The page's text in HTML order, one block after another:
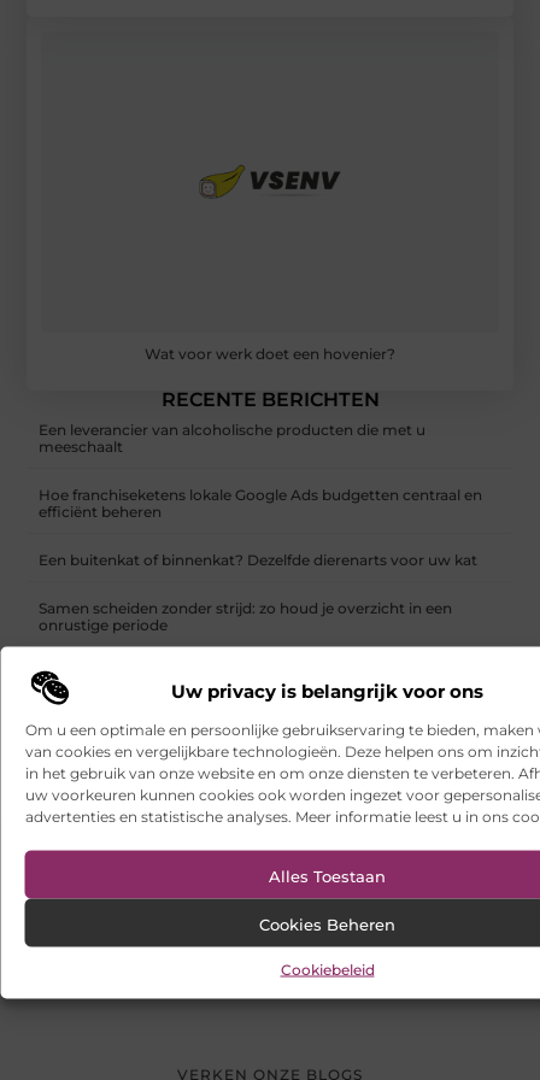
Uw privacy is belangrijk voor ons
Om u een optimale en persoonlijke gebruikservaring te bieden, maken
van cookies en vergelijkbare technologieën. Deze helpen ons om
in het gebruik van onze website en om onze diensten te verbeteren.
uw voorkeuren kunnen cookies ook worden ingezet voor
advertenties en statistische analyses. Meer informatie leest u in ons
Alles Toestaan
Cookies Beheren
Cookiebeleid
Wat voor werk doet een hovenier?
RECENTE BERICHTEN
Een leverancier van alcoholische producten die met u
meeschaalt
Hoe franchiseketens lokale Google Ads budgetten centraal en
efficiënt beheren
Een buitenkat of binnenkat? Dezelfde dierenarts voor uw kat
Samen scheiden zonder strijd: zo houd je overzicht in een
onrustige periode
Websites laten maken: wat u moet weten voordat u begint
Ontdek het gemak van online vlees bestellen
VORIGE
Een lange levensduur voor uw nieuwe houten kozijnen in Eindhoven
VOLGENDE
VERKEN ONZE BLOGS